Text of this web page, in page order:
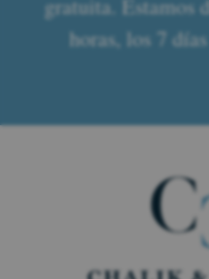
gratuita. Estamos
horas, los 7